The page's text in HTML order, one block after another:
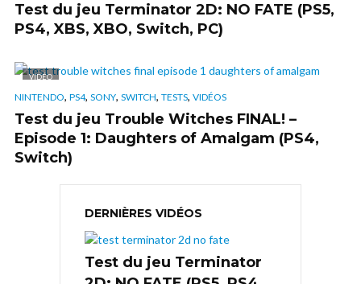
Test du jeu Terminator 2D: NO FATE (PS5,
PS4, XBS, XBO, Switch, PC)
VIDÉO
NINTENDO, PS4, SONY, SWITCH, TESTS, VIDÉOS
Test du jeu Trouble Witches FINAL! –
Episode 1: Daughters of Amalgam (PS4,
Switch)
DERNIÈRES VIDÉOS
Test du jeu Terminator